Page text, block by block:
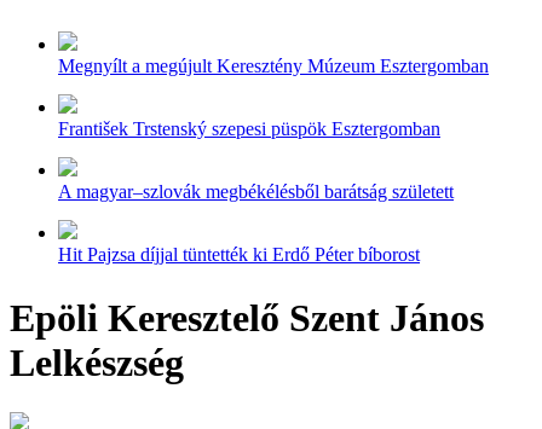
Megnyílt a megújult Keresztény Múzeum Esztergomban
František Trstenský szepesi püspök Esztergomban
A magyar–szlovák megbékélésből barátság született
Hit Pajzsa díjjal tüntették ki Erdő Péter bíborost
Epöli Keresztelő Szent János
Lelkészség